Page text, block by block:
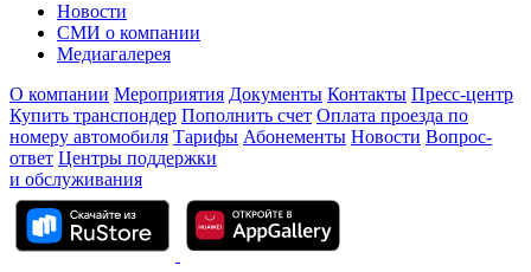
Новости
СМИ о компании
Медиагалерея
О компании Мероприятия Документы Контакты Пресс-центр
Купить транспондер Пополнить счет Оплата проезда по
номеру автомобиля Тарифы Абонементы Новости Вопрос-
ответ Центры поддержки
и обслуживания